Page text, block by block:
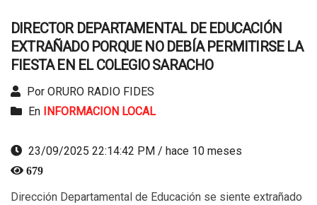
DIRECTOR DEPARTAMENTAL DE EDUCACIÓN
EXTRAÑADO PORQUE NO DEBÍA PERMITIRSE LA
FIESTA EN EL COLEGIO SARACHO
Por ORURO RADIO FIDES
En INFORMACION LOCAL
23/09/2025 22:14:42 PM / hace 10 meses
679
Dirección Departamental de Educación se siente extrañado